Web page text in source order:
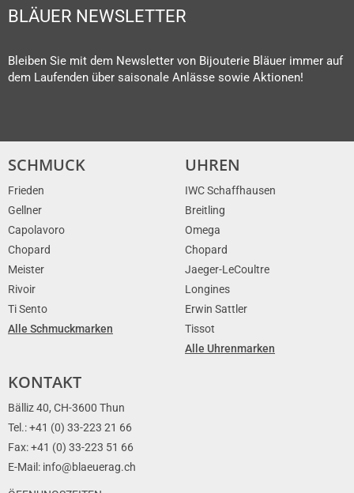
BLÄUER NEWSLETTER
Bleiben Sie mit dem Newsletter von Bijouterie Bläuer immer auf
dem Laufenden über saisonale Anlässe sowie Aktionen!
SCHMUCK
Frieden
Gellner
Capolavoro
Chopard
Meister
Rivoir
Ti Sento
Alle Schmuckmarken
UHREN
IWC Schaffhausen
Breitling
Omega
Chopard
Jaeger-LeCoultre
Longines
Erwin Sattler
Tissot
Alle Uhrenmarken
KONTAKT
Bälliz 40, CH-3600 Thun
Tel.: +41 (0) 33-223 21 66
Fax: +41 (0) 33-223 51 66
E-Mail: info@blaeuerag.ch